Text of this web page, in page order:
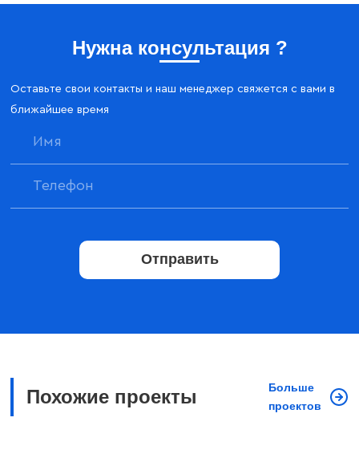
Нужна консультация ?
Оставьте свои контакты и наш менеджер свяжется с вами в
ближайшее время
Отправить
Похожие проекты
Больше
проектов